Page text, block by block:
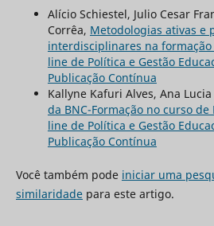
Alício Schiestel, Julio Cesar
Corrêa, Metodologias ativas e
interdisciplinares na
line de Política e Gestão
Publicação Contínua
Kallyne Kafuri Alves, Ana
da BNC-Formação no curso de
line de Política e Gestão
Publicação Contínua
Você também pode iniciar uma
similaridadepara este artigo.